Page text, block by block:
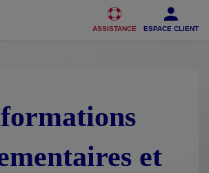
Accéder au Pied de page
ASSISTANCE ESPACE CLIENT
et